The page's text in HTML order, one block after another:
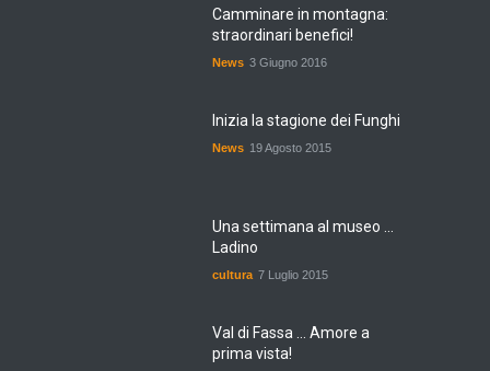
straordinari benefici!
News 3 Giugno 2016
News 19 Agosto 2015
Ladino
cultura
prima vista!
Racconti 6 Maggio 2015